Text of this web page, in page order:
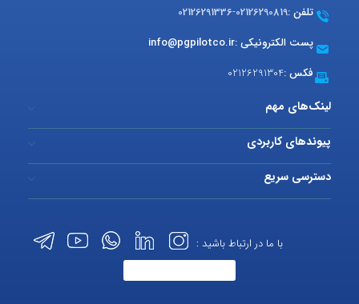
تلفن :02126290819
-
02126291336
پست الکترونیکی :info@pgpilotco.ir
فکس :02126291304
لینک‌های مهم
پیوندهای کاربردی
دسترسی سریع
با ما در ارتباط باشید :